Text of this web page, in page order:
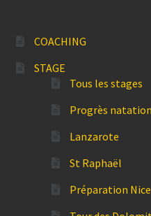
COACHING
STAGE
Tous les stages
Progrès natation
Lanzarote
St Raphaël
Préparation Nice